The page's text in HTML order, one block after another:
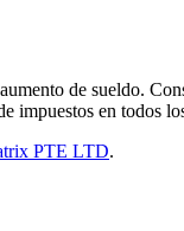
de sueldo.
impuestos en todos
PTE LTD.